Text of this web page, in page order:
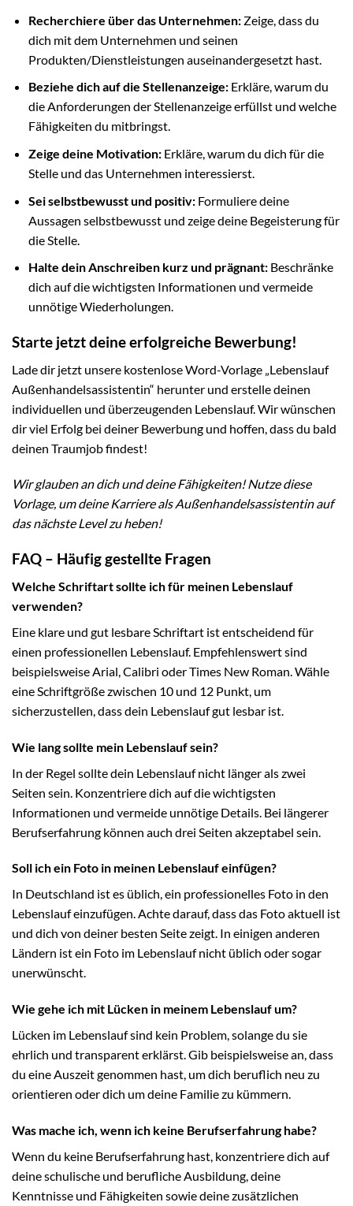
Recherchiere über das Unternehmen:Zeige, dass du
dich mit dem Unternehmen und seinen
Produkten/Dienstleistungen auseinandergesetzt hast.
Beziehe dich auf die Stellenanzeige:Erkläre, warum du
die Anforderungen der Stellenanzeige erfüllst und welche
Fähigkeiten du mitbringst.
Zeige deine Motivation:Erkläre, warum du dich für die
Stelle und das Unternehmen interessierst.
Sei selbstbewusst und positiv:Formuliere deine
Aussagen selbstbewusst und zeige deine Begeisterung für
die Stelle.
Halte dein Anschreiben kurz und prägnant:Beschränke
dich auf die wichtigsten Informationen und vermeide
unnötige Wiederholungen.
Starte jetzt deine erfolgreiche Bewerbung!
Lade dir jetzt unsere kostenlose Word-Vorlage „Lebenslauf
Außenhandelsassistentin“ herunter und erstelle deinen
individuellen und überzeugenden Lebenslauf. Wir wünschen
dir viel Erfolg bei deiner Bewerbung und hoffen, dass du bald
deinen Traumjob findest!
Wir glauben an dich und deine Fähigkeiten! Nutze diese
Vorlage, um deine Karriere als Außenhandelsassistentin auf
das nächste Level zu heben!
FAQ – Häufig gestellte Fragen
Welche Schriftart sollte ich für meinen Lebenslauf
verwenden?
Eine klare und gut lesbare Schriftart ist entscheidend für
einen professionellen Lebenslauf. Empfehlenswert sind
beispielsweise Arial, Calibri oder Times New Roman. Wähle
eine Schriftgröße zwischen 10 und 12 Punkt, um
sicherzustellen, dass dein Lebenslauf gut lesbar ist.
Wie lang sollte mein Lebenslauf sein?
In der Regel sollte dein Lebenslauf nicht länger als zwei
Seiten sein. Konzentriere dich auf die wichtigsten
Informationen und vermeide unnötige Details. Bei längerer
Berufserfahrung können auch drei Seiten akzeptabel sein.
Soll ich ein Foto in meinen Lebenslauf einfügen?
In Deutschland ist es üblich, ein professionelles Foto in den
Lebenslauf einzufügen. Achte darauf, dass das Foto aktuell ist
und dich von deiner besten Seite zeigt. In einigen anderen
Ländern ist ein Foto im Lebenslauf nicht üblich oder sogar
unerwünscht.
Wie gehe ich mit Lücken in meinem Lebenslauf um?
Lücken im Lebenslauf sind kein Problem, solange du sie
ehrlich und transparent erklärst. Gib beispielsweise an, dass
du eine Auszeit genommen hast, um dich beruflich neu zu
orientieren oder dich um deine Familie zu kümmern.
Was mache ich, wenn ich keine Berufserfahrung habe?
Wenn du keine Berufserfahrung hast, konzentriere dich auf
deine schulische und berufliche Ausbildung, deine
Kenntnisse und Fähigkeiten sowie deine zusätzlichen